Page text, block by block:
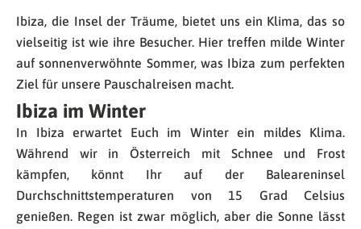
Ibiza, die Insel der Träume, bietet uns ein Klima, das so
vielseitig ist wie ihre Besucher. Hier treffen milde Winter
auf sonnenverwöhnte Sommer, was Ibiza zum perfekten
Ziel für unsere Pauschalreisen macht.
Ibiza im Winter
In Ibiza erwartet Euch im Winter ein mildes Klima.
Während wir in Österreich mit Schnee und Frost
kämpfen, könnt Ihr auf der Baleareninsel
Durchschnittstemperaturen von 15 Grad Celsius
genießen. Regen ist zwar möglich, aber die Sonne lässt